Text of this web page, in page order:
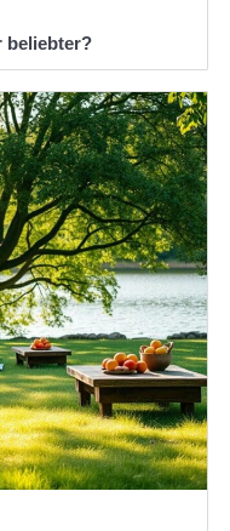
beliebter?